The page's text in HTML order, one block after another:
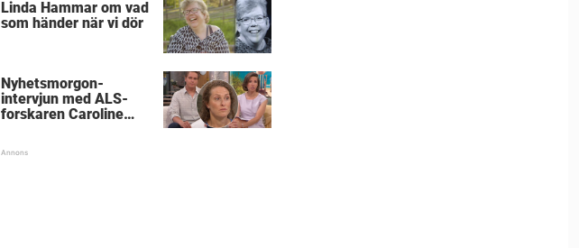
Linda Hammar om vad
som händer när vi dör
Nyhetsmorgon-
intervjun med ALS-
forskaren Caroline